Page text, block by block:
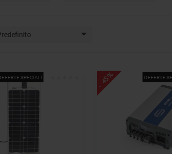
SPECIALI OFFERTE
- 45%